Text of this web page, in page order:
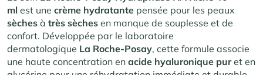
ml est une crème hydratante pensée pour les peaux
sèches à très sèches en manque de souplesse et de
confort. Développée par le laboratoire
dermatologique La Roche-Posay, cette formule associe
une haute concentration en acide hyaluronique puret en